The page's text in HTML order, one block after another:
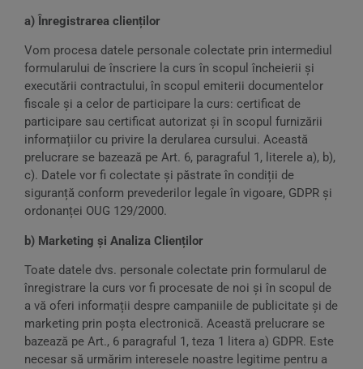
a) Înregistrarea clienților
Vom procesa datele personale colectate prin intermediul
formularului de înscriere la curs în scopul încheierii și
executării contractului, în scopul emiterii documentelor
fiscale și a celor de participare la curs: certificat de
participare sau certificat autorizat și în scopul furnizării
informațiilor cu privire la derularea cursului. Această
prelucrare se bazează pe Art. 6, paragraful 1, literele a), b),
c). Datele vor fi colectate și păstrate în condiții de
siguranță conform prevederilor legale în vigoare, GDPR și
ordonanței OUG 129/2000.
b) Marketing și Analiza Clienților
Toate datele dvs. personale colectate prin formularul de
înregistrare la curs vor fi procesate de noi și în scopul de
a vă oferi informații despre campaniile de publicitate și de
marketing prin poșta electronică. Această prelucrare se
bazează pe Art., 6 paragraful 1, teza 1 litera a) GDPR. Este
necesar să urmărim interesele noastre legitime pentru a